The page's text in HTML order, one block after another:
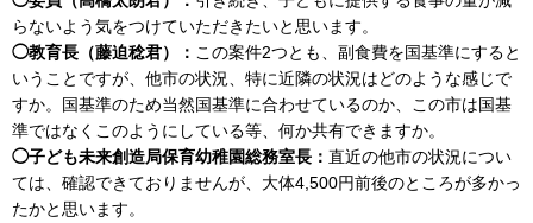
らないよう気をつけていただきたいと思います。
◯教育長（藤迫稔君）： この案件2つとも、副食費を国基準にすると
いうことですが、他市の状況、特に近隣の状況はどのような感じで
すか。国基準のため当然国基準に合わせているのか、この市は国基
準ではなくこのようにしている等、何か共有できますか。
◯子ども未来創造局保育幼稚園総務室長： 直近の他市の状況につい
ては、確認できておりませんが、大体4,500円前後のところが多かっ
たかと思います。